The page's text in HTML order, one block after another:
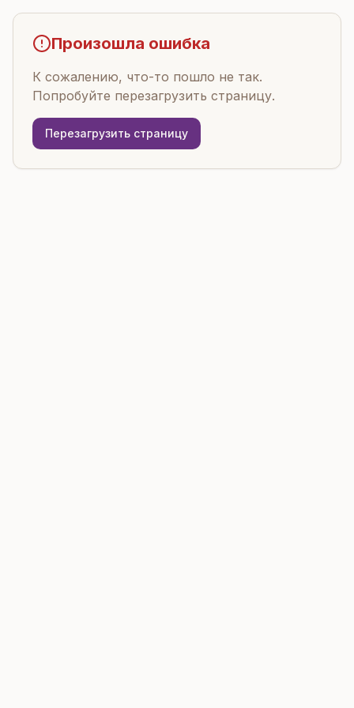
Произошла ошибка
К сожалению, что-то пошло не так.
Попробуйте перезагрузить страницу.
Перезагрузить страницу